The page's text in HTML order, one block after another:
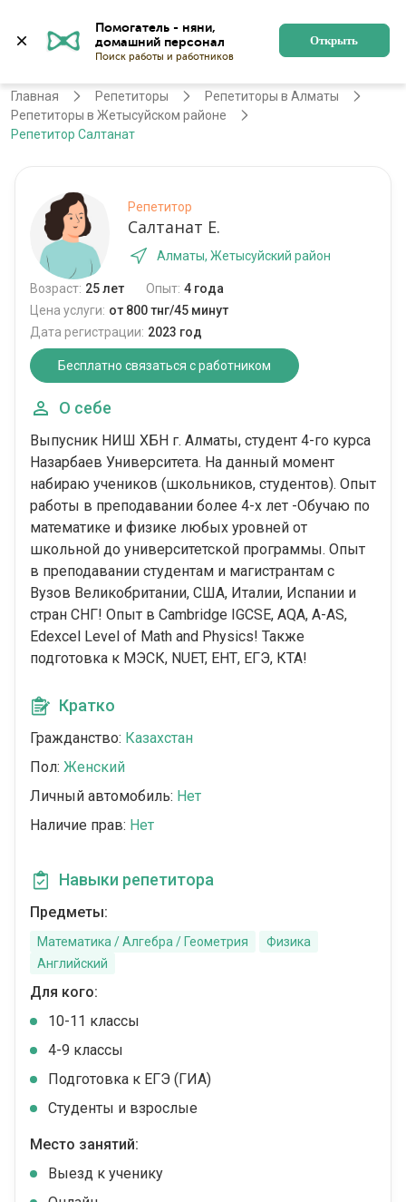
Помогатель - няни,
Поиск работы и работников
Открыть
Алматы Регистрация
Главная Репетиторы
Репетиторы в Алматы
Репетиторы в Жетысуйском районе
Репетитор Салтанат
Репетитор
Салтанат Е.
Алматы, Жетысуйский район
Возраст: 25 лет Опыт: 4 года
Цена услуги: от 800 тнг/45 минут
Дата регистрации: 2023 год
Бесплатно связаться с работником
О себе
Выпусник НИШ ХБН г. Алматы, студент 4-го курса
Назарбаев Университета. На данный момент
набираю учеников (школьников, студентов). Опыт
работы в преподавании более 4-х лет -Обучаю по
математике и физике любых уровней от
школьной до университетской программы. Опыт
в преподавании студентам и магистрантам с
Вузов Великобритании, США, Италии, Испании и
стран СНГ! Опыт в Cambridge IGCSE, AQA, A-AS,
Edexcel Level of Math and Physics! Также
подготовка к МЭСК, NUET, ЕНТ, ЕГЭ, КТА!
Кратко
Гражданство: Казахстан
Пол: Женский
Личный автомобиль: Нет
Наличие прав: Нет
Навыки репетитора
Предметы:
Математика / Алгебра / Геометрия
Физика
Английский
Для кого:
10-11 классы
4-9 классы
Подготовка к ЕГЭ (ГИА)
Студенты и взрослые
Место занятий:
Выезд к ученику